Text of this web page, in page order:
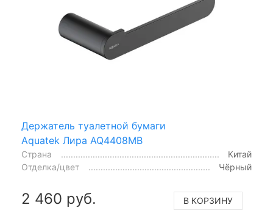
Держатель туалетной бумаги
Aquatek Лира AQ4408MB
Страна
Китай
Отделка/цвет
Чёрный
2 460 руб. В КОРЗИНУ